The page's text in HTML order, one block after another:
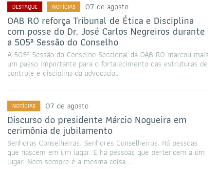
DESTAQUE NOTÍCIAS 07 de agosto
OAB RO reforça Tribunal de Ética e Disciplina
com posse do Dr. José Carlos Negreiros durante
a 505ª Sessão do Conselho
A 505ª Sessão do Conselho Seccional da OAB RO marcou mais
um passo importante para o fortalecimento das estruturas de
controle e disciplina da advocacia…
NOTÍCIAS 07 de agosto
Discurso do presidente Márcio Nogueira em
cerimônia de jubilamento
Senhoras Conselheiras, Senhores Conselheiros, Há pessoas
que nascem em um lugar. E há pessoas que pertencem a um
lugar. Nem sempre é a mesma coisa.…